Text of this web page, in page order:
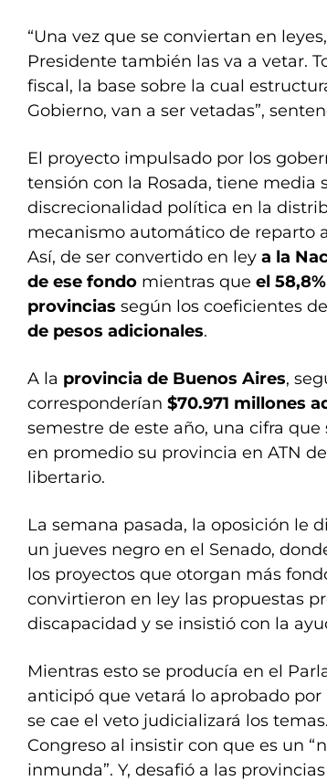
“Una vez que se conviertan en
Presidente también las va a vetar.
fiscal, la base sobre la cual
Gobierno, van a ser vetadas”,
El proyecto impulsado por los
tensión con la Rosada, tiene media
discrecionalidad política en la
mecanismo automático de reparto
Así, de ser convertido en ley a la
de ese fondo mientras que el
provincias según los coeficientes
de pesos adicionales.
A la provincia de Buenos Aires,
corresponderían $70.971 millones
semestre de este año, una cifra
en promedio su provincia en ATN
libertario.
La semana pasada, la oposición le
un jueves negro en el Senado,
los proyectos que otorgan más
convirtieron en ley las propuestas
discapacidad y se insistió con la
Mientras esto se producía en el
anticipó que vetará lo aprobado
se cae el veto judicializará los
Congreso al insistir con que es un
inmunda”. Y, desafió a las